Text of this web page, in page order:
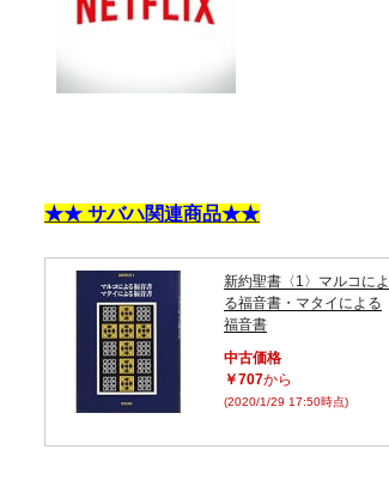
★★ サバハ関連商品★★
新約聖書〈1〉マルコによ
る福音書・マタイによる
福音書
中古価格
￥707から
(2020/1/29 17:50時点)